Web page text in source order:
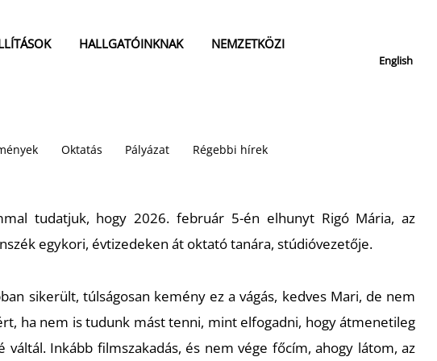
HALLGATÓINKNAK
NEMZETKÖZI
English
Oktatás Pályázat Régebbi hírek
tudatjuk, hogy 2026. február 5-én elhunyt Rigó Mária, az
egykori, évtizedeken át oktató tanára, stúdióvezetője.
sikerült, túlságosan kemény ez a vágás, kedves Mari, de nem
ha nem is tudunk mást tenni, mint elfogadni, hogy átmenetileg
váltál. Inkább filmszakadás, és nem vége főcím, ahogy látom, az